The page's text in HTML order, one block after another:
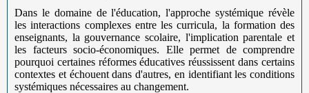
Dans le domaine de l'éducation, l'approche systémique révèle
les interactions complexes entre les curricula, la formation des
enseignants, la gouvernance scolaire, l'implication parentale et
les facteurs socio-économiques. Elle permet de comprendre
pourquoi certaines réformes éducatives réussissent dans certains
contextes et échouent dans d'autres, en identifiant les conditions
systémiques nécessaires au changement.